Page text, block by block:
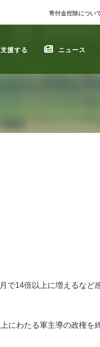
寄付金控除につい
支援する ニュース
で14倍以上に増えるなど
にわたる軍主導の政権を